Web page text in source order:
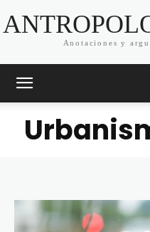
Anotaciones y